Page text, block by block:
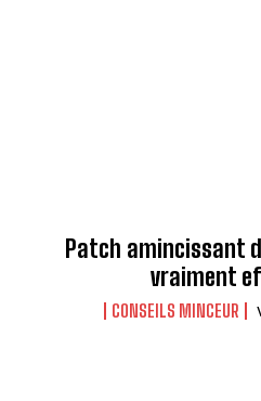
Patch amincissant
vraiment
CONSEILS MINCEUR